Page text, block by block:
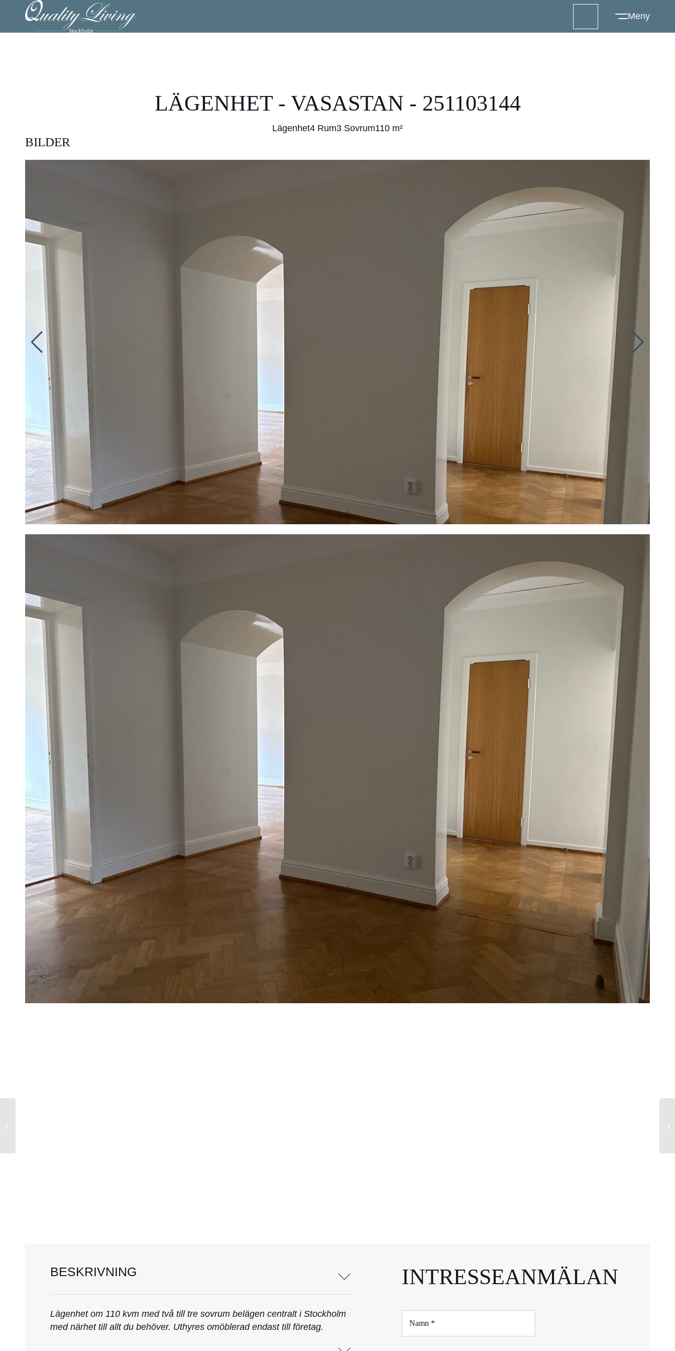
LÄGENHET - VASASTAN - 251103144
Lägenhet4 Rum3 Sovrum110 m²
BILDER
1/10
BESKRIVNING
Lägenhet om 110 kvm med två till tre sovrum belägen centralt i Stockholm
med närhet till allt du behöver. Uthyres omöblerad endast till företag.
INTRESSEANMÄLAN
m